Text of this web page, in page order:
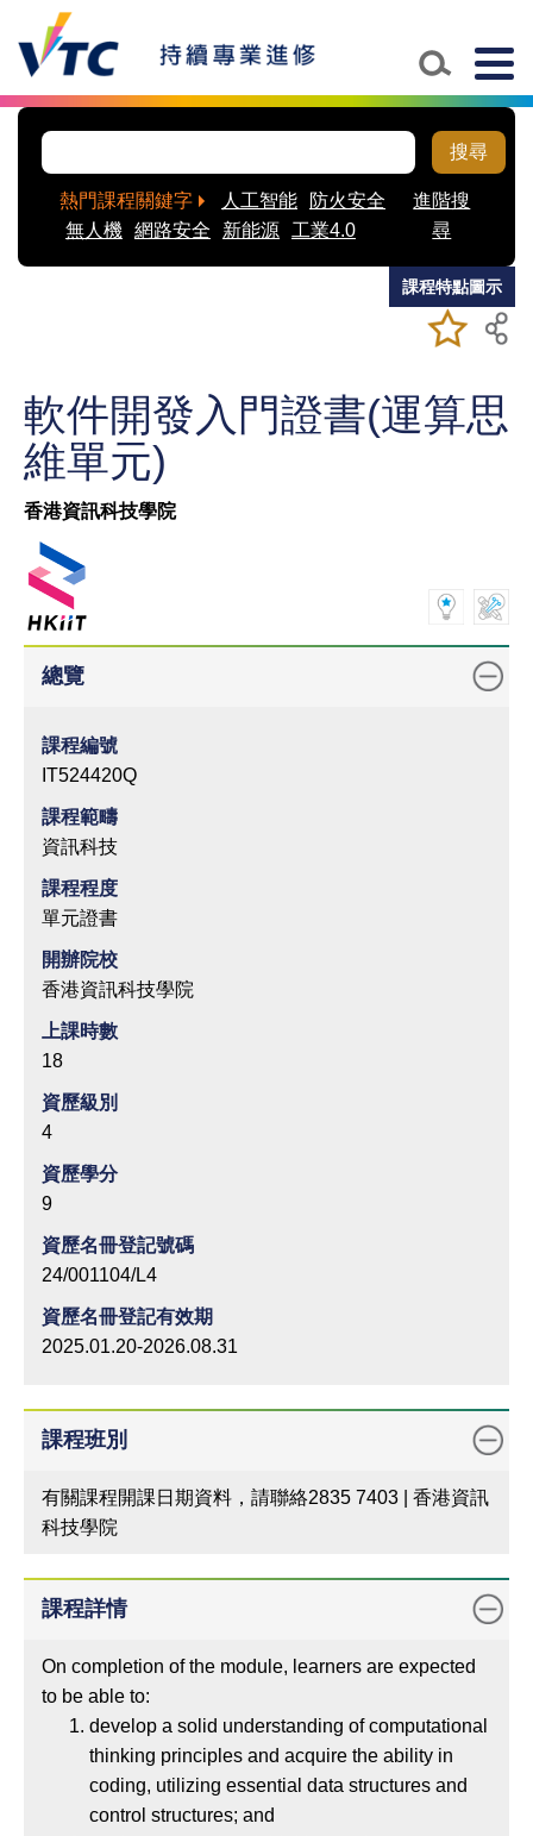
Skip to main content
搜尋
熱門課程關鍵字 人工智能
防火安全
無人機 網路安全 新能源 工業4.0
進階搜
尋
加入/移除
我喜愛的
儲存課程
軟件開發入門證書(運算思
維單元)
香港資訊科技學院
總覽
課程編號
IT524420Q
課程範疇
資訊科技
課程程度
單元證書
開辦院校
香港資訊科技學院
上課時數
18
資歷級別
4
資歷學分
9
資歷名冊登記號碼
24/001104/L4
資歷名冊登記有效期
2025.01.20-2026.08.31
課程班別
有關課程開課日期資料，請聯絡2835 7403 | 香港資訊
科技學院
課程詳情
On completion of the module, learners are expected
to be able to:
develop a solid understanding of computational
thinking principles and acquire the ability in
coding, utilizing essential data structures and
control structures; and
課程特點圖示